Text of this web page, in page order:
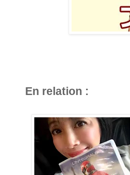
En relation :